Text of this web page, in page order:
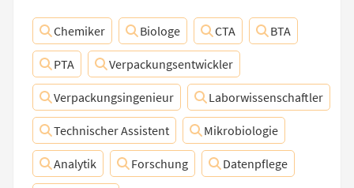
Chemiker Biologe CTA BTA
PTA Verpackungsentwickler
Verpackungsingenieur Laborwissenschaftler
Technischer Assistent Mikrobiologie
Analytik Forschung Datenpflege